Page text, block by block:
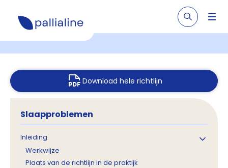
Download hele richtlijn
Slaapproblemen
Inleiding
Werkwijze
Plaats van de richtlijn in de praktijk